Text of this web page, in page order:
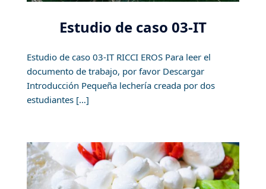
Estudio de caso 03-IT
Estudio de caso 03-IT RICCI EROS Para leer el
documento de trabajo, por favor Descargar
Introducción Pequeña lechería creada por dos
estudiantes […]